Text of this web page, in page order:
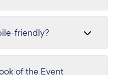
friendly?
of the Event